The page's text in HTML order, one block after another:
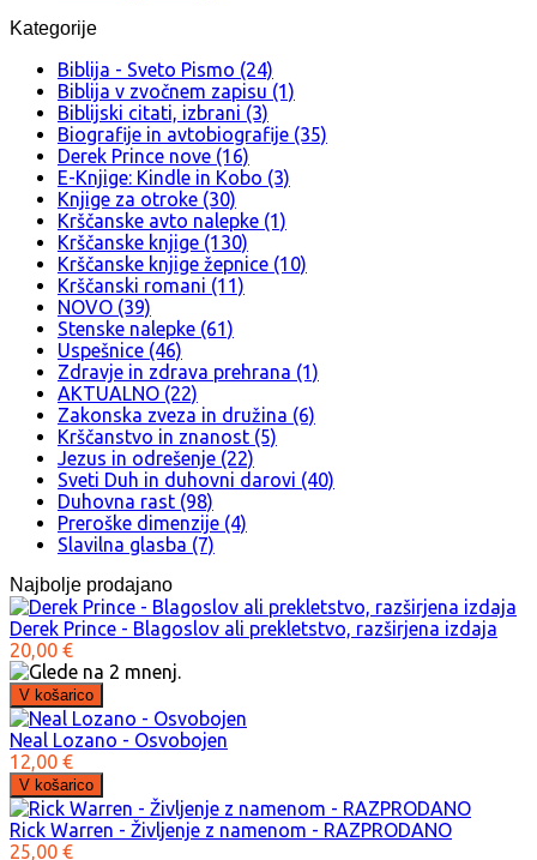
Kategorije
Biblija - Sveto Pismo (24)
Biblija v zvočnem zapisu (1)
Biblijski citati, izbrani (3)
Biografije in avtobiografije (35)
Derek Prince nove (16)
E-Knjige: Kindle in Kobo (3)
Knjige za otroke (30)
Krščanske avto nalepke (1)
Krščanske knjige (130)
Krščanske knjige žepnice (10)
Krščanski romani (11)
NOVO (39)
Stenske nalepke (61)
Uspešnice (46)
Zdravje in zdrava prehrana (1)
AKTUALNO (22)
Zakonska zveza in družina (6)
Krščanstvo in znanost (5)
Jezus in odrešenje (22)
Sveti Duh in duhovni darovi (40)
Duhovna rast (98)
Preroške dimenzije (4)
Slavilna glasba (7)
Najbolje prodajano
Derek Prince - Blagoslov ali prekletstvo, razširjena izdaja
20,00 €
Neal Lozano - Osvobojen
12,00 €
Rick Warren - Življenje z namenom - RAZPRODANO
25,00 €